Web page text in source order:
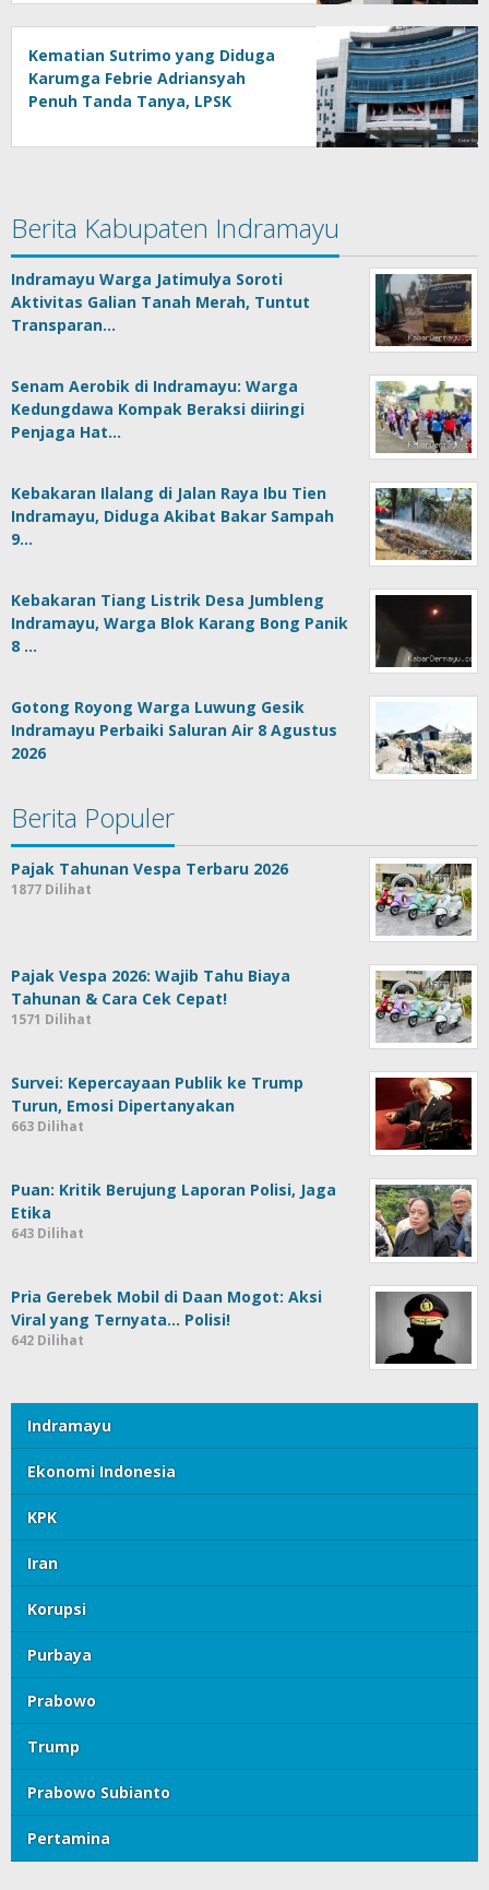
Kematian Sutrimo yang Diduga
Karumga Febrie Adriansyah
Penuh Tanda Tanya, LPSK
Berita Kabupaten Indramayu
Indramayu Warga Jatimulya Soroti
Aktivitas Galian Tanah Merah, Tuntut
Transparan…
Senam Aerobik di Indramayu: Warga
Kedungdawa Kompak Beraksi diiringi
Penjaga Hat…
Kebakaran Ilalang di Jalan Raya Ibu Tien
Indramayu, Diduga Akibat Bakar Sampah
9…
Kebakaran Tiang Listrik Desa Jumbleng
Indramayu, Warga Blok Karang Bong Panik
8 …
Gotong Royong Warga Luwung Gesik
Indramayu Perbaiki Saluran Air 8 Agustus
2026
Berita Populer
Pajak Tahunan Vespa Terbaru 2026
1877 Dilihat
Pajak Vespa 2026: Wajib Tahu Biaya
Tahunan & Cara Cek Cepat!
1571 Dilihat
Survei: Kepercayaan Publik ke Trump
Turun, Emosi Dipertanyakan
663 Dilihat
Puan: Kritik Berujung Laporan Polisi, Jaga
Etika
643 Dilihat
Pria Gerebek Mobil di Daan Mogot: Aksi
Viral yang Ternyata… Polisi!
642 Dilihat
Indramayu
Ekonomi Indonesia
KPK
Iran
Korupsi
Purbaya
Prabowo
Trump
Prabowo Subianto
Pertamina